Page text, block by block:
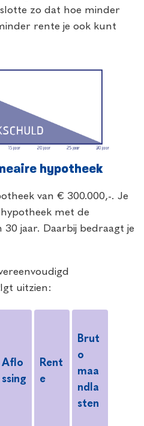
zo dat hoe minder
rente je ook kunt
hypotheek
van € 300.000,-. Je
met de
jaar. Daarbij bedraagt je
uitzien:
Aflo
ssing
Rent
e
Brut
o
maa
ndla
sten